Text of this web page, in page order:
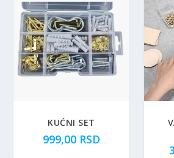
KUĆNI SET
999,00 RSD